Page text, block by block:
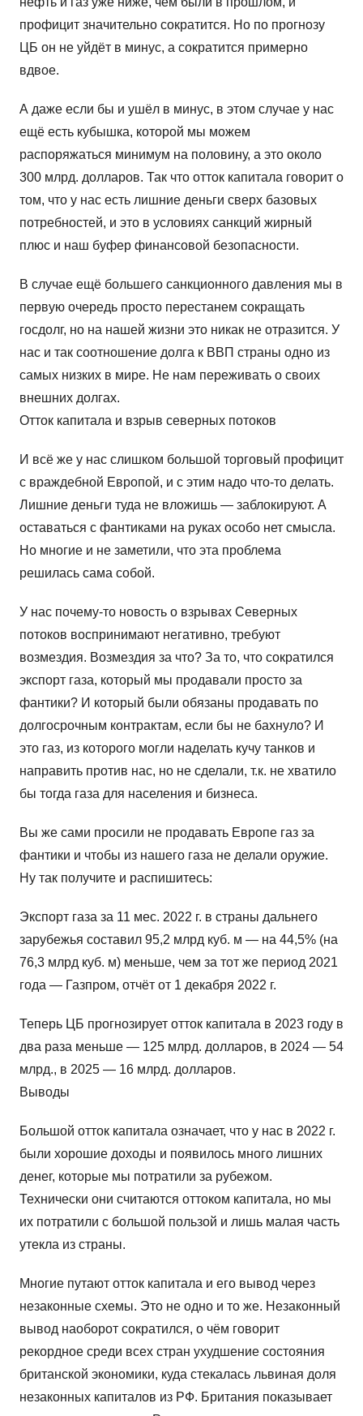
профицит значительно сократится. Но по прогнозу
ЦБ он не уйдёт в минус, а сократится примерно
вдвое.
А даже если бы и ушёл в минус, в этом случае у нас
ещё есть кубышка, которой мы можем
распоряжаться минимум на половину, а это около
300 млрд. долларов. Так что отток капитала говорит о
том, что у нас есть лишние деньги сверх базовых
потребностей, и это в условиях санкций жирный
плюс и наш буфер финансовой безопасности.
В случае ещё большего санкционного давления мы в
первую очередь просто перестанем сокращать
госдолг, но на нашей жизни это никак не отразится. У
нас и так соотношение долга к ВВП страны одно из
самых низких в мире. Не нам переживать о своих
внешних долгах.
Отток капитала и взрыв северных потоков
И всё же у нас слишком большой торговый профицит
с враждебной Европой, и с этим надо что-то делать.
Лишние деньги туда не вложишь — заблокируют. А
оставаться с фантиками на руках особо нет смысла.
Но многие и не заметили, что эта проблема
решилась сама собой.
У нас почему-то новость о взрывах Северных
потоков воспринимают негативно, требуют
возмездия. Возмездия за что? За то, что сократился
экспорт газа, который мы продавали просто за
фантики? И который были обязаны продавать по
долгосрочным контрактам, если бы не бахнуло? И
это газ, из которого могли наделать кучу танков и
направить против нас, но не сделали, т.к. не хватило
бы тогда газа для населения и бизнеса.
Вы же сами просили не продавать Европе газ за
фантики и чтобы из нашего газа не делали оружие.
Ну так получите и распишитесь:
Экспорт газа за 11 мес. 2022 г. в страны дальнего
зарубежья составил 95,2 млрд куб. м — на 44,5% (на
76,3 млрд куб. м) меньше, чем за тот же период 2021
года — Газпром, отчёт от 1 декабря 2022 г.
Теперь ЦБ прогнозирует отток капитала в 2023 году в
два раза меньше — 125 млрд. долларов, в 2024 — 54
млрд., в 2025 — 16 млрд. долларов.
Выводы
Большой отток капитала означает, что у нас в 2022 г.
были хорошие доходы и появилось много лишних
денег, которые мы потратили за рубежом.
Технически они считаются оттоком капитала, но мы
их потратили с большой пользой и лишь малая часть
утекла из страны.
Многие путают отток капитала и его вывод через
незаконные схемы. Это не одно и то же. Незаконный
вывод наоборот сократился, о чём говорит
рекордное среди всех стран ухудшение состояния
британской экономики, куда стекалась львиная доля
незаконных капиталов из РФ. Британия показывает